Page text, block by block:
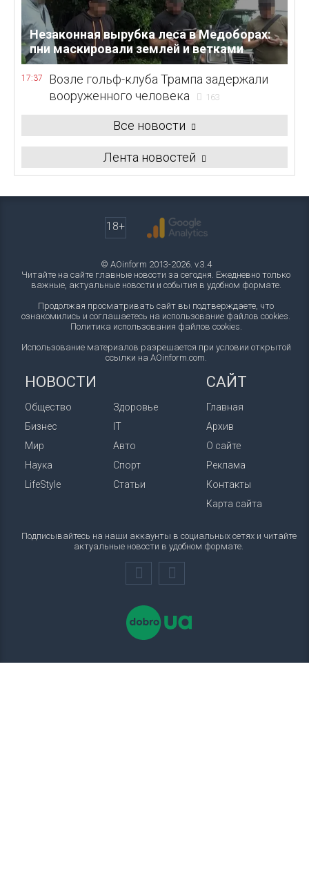
Незаконная вырубка леса в Медоборах:
пни маскировали землей и ветками
17:37
Возле гольф-клуба Трампа задержали
вооруженного человека
163
Все новости
Лента новостей
18+
© AOinform 2013-2026. v.3.4
Читайте на сайте главные новости за сегодня. Ежедневно только
важные, актуальные новости и события в удобном формате.
Продолжая просматривать сайт вы подтверждаете, что
ознакомились и соглашаетесь на использование файлов cookies.
Политика использования файлов cookies.
Использование материалов разрешается при условии открытой
ссылки на AOinform.com.
НОВОСТИ
Общество
Бизнес
Мир
Наука
LifeStyle
Здоровье
IT
Авто
Спорт
Статьи
САЙТ
Главная
Архив
О сайте
Реклама
Контакты
Карта сайта
Подписывайтесь на наши аккаунты в социальных сетях и читайте
актуальные новости в удобном формате.